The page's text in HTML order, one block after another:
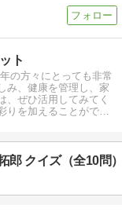
ト
の方々にとっても非常
み、健康を管理し、家
、ぜひ活用してみてく
を加えることができ